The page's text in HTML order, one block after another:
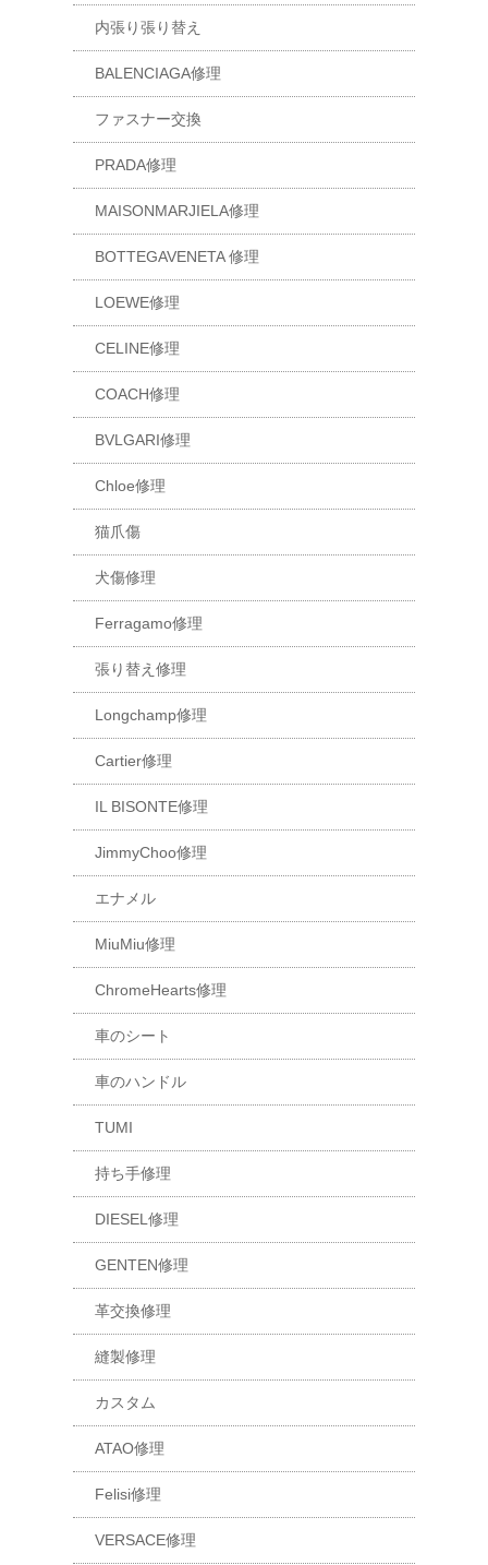
内張り張り替え
BALENCIAGA修理
ファスナー交換
PRADA修理
MAISONMARJIELA修理
BOTTEGAVENETA 修理
LOEWE修理
CELINE修理
COACH修理
BVLGARI修理
Chloe修理
猫爪傷
犬傷修理
Ferragamo修理
張り替え修理
Longchamp修理
Cartier修理
IL BISONTE修理
JimmyChoo修理
エナメル
MiuMiu修理
ChromeHearts修理
車のシート
車のハンドル
TUMI
持ち手修理
DIESEL修理
GENTEN修理
革交換修理
縫製修理
カスタム
ATAO修理
Felisi修理
VERSACE修理